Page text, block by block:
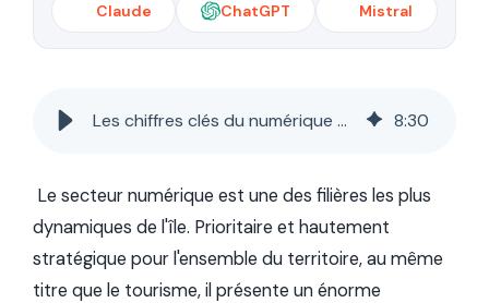
Claude ChatGPT Mistral
Les chiffres clés du numérique à La Réunion 8:30
Le secteur numérique est une des filières les plus
dynamiques de l'île. Prioritaire et hautement
stratégique pour l'ensemble du territoire, au même
titre que le tourisme, il présente un énorme